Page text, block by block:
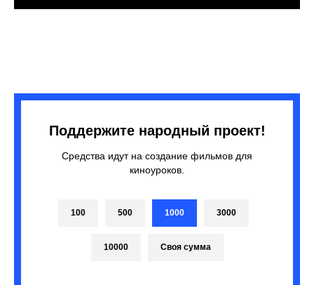
Поддержите народный проект!
Средства идут на создание фильмов для
киноуроков.
100 500 1000 3000
10000 Своя сумма